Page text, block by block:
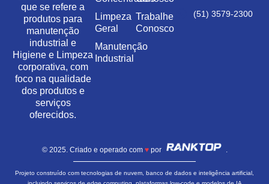
que se refere a
produtos para
manutenção
industrial e
Higiene e Limpeza
corporativa, com
foco na qualidade
dos produtos e
serviços
oferecidos.
Limpeza
Geral
Manutenção
Industrial
Trabalhe
Conosco
(51) 3579-2300
© 2025. Criado e operado com ♥por .
Projeto construído com tecnologias de nuvem, banco de dados e inteligência artificial,